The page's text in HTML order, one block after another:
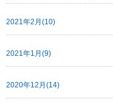
2021年2月(10)
2021年1月(9)
2020年12月(14)